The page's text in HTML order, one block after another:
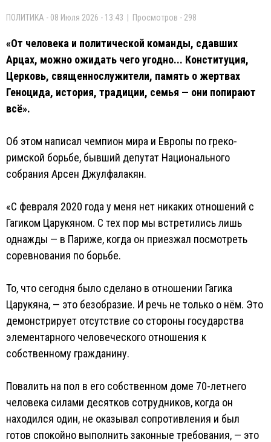
ПОЛИТИКА - 08 Июля 2026 - 13:43 | Просмотров - 298
«От человека и политической команды, сдавших
Арцах, можно ожидать чего угодно... Конституция,
Церковь, священнослужители, память о жертвах
Геноцида, история, традиции, семья — они попирают
всё».
Об этом написал чемпион мира и Европы по греко-
римской борьбе, бывший депутат Национального
собрания Арсен Джулфалакян.
«С февраля 2020 года у меня нет никаких отношений с
Гагиком Царукяном. С тех пор мы встретились лишь
однажды — в Париже, когда он приезжал посмотреть
соревнования по борьбе.
То, что сегодня было сделано в отношении Гагика
Царукяна, — это безобразие. И речь не только о нём. Это
демонстрирует отсутствие со стороны государства
элементарного человеческого отношения к
собственному гражданину.
Повалить на пол в его собственном доме 70-летнего
человека силами десятков сотрудников, когда он
находился один, не оказывал сопротивления и был
готов спокойно выполнить законные требования, — это